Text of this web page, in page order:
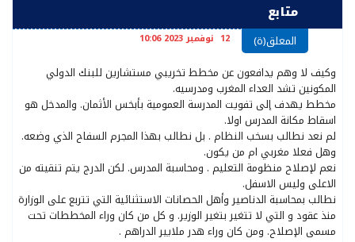
متابع
المعلق(ة) 12 نوفمبر 2023 10:06
وكيف لا وهم يدافعون عن مخطط تخريبي مستشارين للبنك الدولي
المكونين تشد العداء المغرب ومدرسيه.
مخطط يهدف إلى تفويت المدرسة العمومية بأبخس الأثمان. والمدخل هو
اسقاط مكانة المدرس اولا.
لم نعد نطالب بسخب النظام . بل نطالب بهذا المجرم السفاح الذي وضعه.
وهل فعلا مغربي ام من يكون.
نعم لإصلاح منظومة التعليم . ومحاسبة المدرس. لكن الدرج يتم تنقيته من
الاعلى وليس الاسفل.
نطالب بمحاسبة الدناصير وأهل الحصانات الاستثنائية التي تتربع على الوزارة
منذ عقود و التي لا تتغير بتغير الوزير. و كل من كان وراء المخططات تحت
مسمى الإصلاح. ومن كان وراء هدر ملايير الدراهم .